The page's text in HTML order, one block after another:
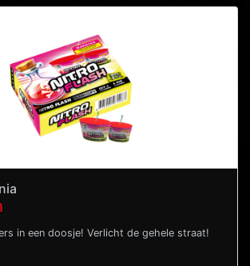
in een doosje! Verlicht de gehele straat!